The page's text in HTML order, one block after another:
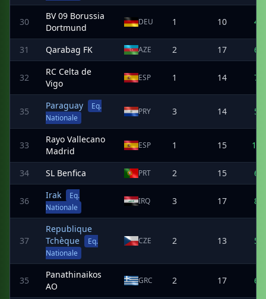
30
BV 09 Borussia
Dortmund
DEU 1 10 4
31 Qarabag FK AZE 2 17 6
32
RC Celta de
Vigo
ESP 1 14 7
35
Paraguay
Eq.
Nationale
PRY 3 14 5
33
Rayo Vallecano
Madrid
ESP 1 15 10
34 SL Benfica PRT 2 15 6
36
Irak
Eq.
Nationale
IRQ 3 17 8
37
Republique
Tchèque
Eq.
Nationale
CZE 2 13 5
35
Panathinaikos
AO
GRC 2 17 6